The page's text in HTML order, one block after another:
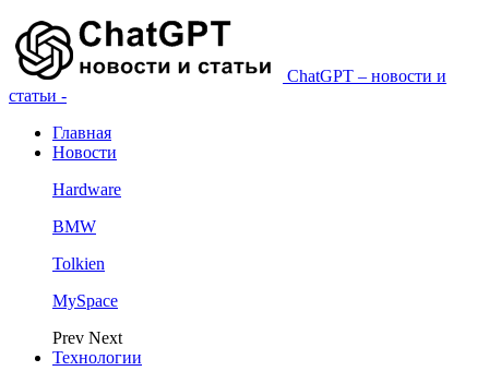
ChatGPT – новости и
статьи -
Главная
Новости
Hardware
BMW
Tolkien
MySpace
Prev Next
Технологии